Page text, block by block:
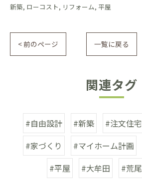
新築 ローコスト リフォーム 平屋
< 前のページ 一覧に戻る
関連タグ
#自由設計 #新築 #注文住宅
#家づくり
#マイホーム計画
#平屋
#大牟田 #荒尾